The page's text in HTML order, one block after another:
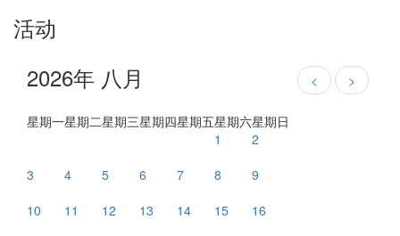
活动
2026年 八月
< >
星期一星期二星期三星期四星期五星期六星期日
1
2
3
4 5 6 7 8
9
10
11 12 13 14 15
16